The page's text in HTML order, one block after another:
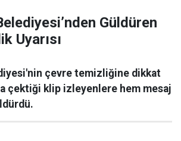
Güldüren
Uyarısı
çevre temizliğine dikkat
çektiği klip izleyenlere hem mesaj